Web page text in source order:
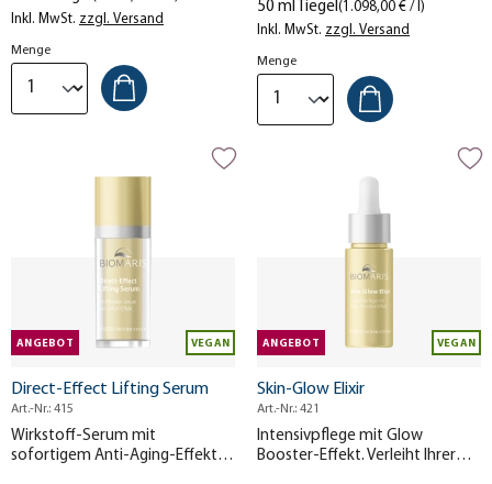
Inkl. MwSt. zzgl. Versand
Menge
50 ml Tiegel(1.098,00 € / l)
Inkl. MwSt. zzgl. Versand
Menge
ANGEBOT VEGAN
Direct-Effect Lifting Serum
Art.-Nr.: 415
Wirkstoff-Serum mit
sofortigem Anti-Aging-Effekt.
ANGEBOT VEGAN
Skin-Glow Elixir
Art.-Nr.: 421
Intensivpflege mit Glow
Booster-Effekt. Verleiht Ihrer